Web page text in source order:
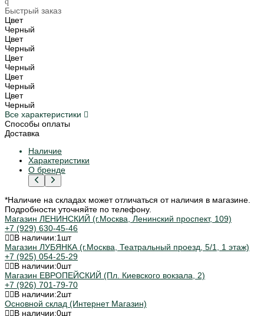
Быстрый заказ
Цвет
Черный
Цвет
Черный
Цвет
Черный
Цвет
Черный
Цвет
Черный
Все характеристики
Способы оплаты
Доставка
Наличие
Характеристики
О бренде
*Наличие на складах может отличаться от наличия в магазине.
Подробности уточняйте по телефону.
Магазин ЛЕНИНСКИЙ (г.Москва, Ленинский проспект, 109)
+7 (929) 630-45-46
В наличии:1 шт
Магазин ЛУБЯНКА (г.Москва, Театральный проезд, 5/1, 1 этаж)
+7 (925) 054-25-29
В наличии:0шт
Магазин ЕВРОПЕЙСКИЙ (Пл. Киевского вокзала, 2)
+7 (926) 701-79-70
В наличии:2шт
Основной склад (Интернет Магазин)
В наличии:0шт